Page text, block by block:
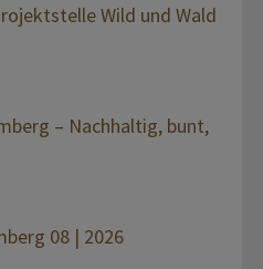
Wild und Wald
– Nachhaltig, bunt,
08 | 2026